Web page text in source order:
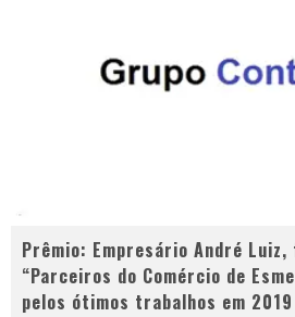
Prêmio: Empresário André Luiz,
“Parceiros do Comércio de
pelos ótimos trabalhos em 2019